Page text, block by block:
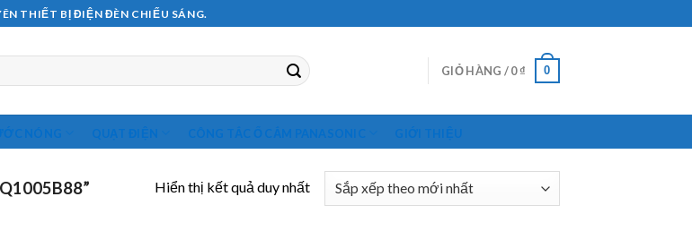
THIẾT BỊ ĐIỆN ĐÈN CHIẾU SÁNG.
GIỎ HÀNG /0₫ 0
NÓNG QUẠT ĐIỆN CÔNG TẮC Ổ CẮM PANASONIC GIỚI THIỆU
Hiển thị kết quả duy nhất